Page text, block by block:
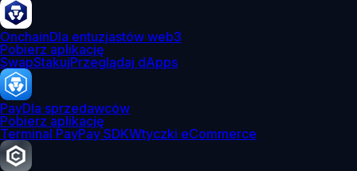
OnchainDla entuzjastów web3
Pobierz aplikację
SwapStakujPrzeglądaj dApps
PayDla sprzedawców
Pobierz aplikację
Terminal PayPay SDKWtyczki eCommerce